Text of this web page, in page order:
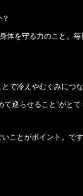
体を守る力のこと。
で冷えやむくみにつ
巡らせること”がとて
ことがポイント。で